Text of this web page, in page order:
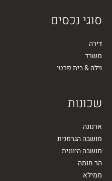
סוגי נכסים
דירה
משרד
וילה & בית פרטי
שכונות
ארנונה
מושבה הגרמנית
מושבה היוונית
הר חומה
ממילא